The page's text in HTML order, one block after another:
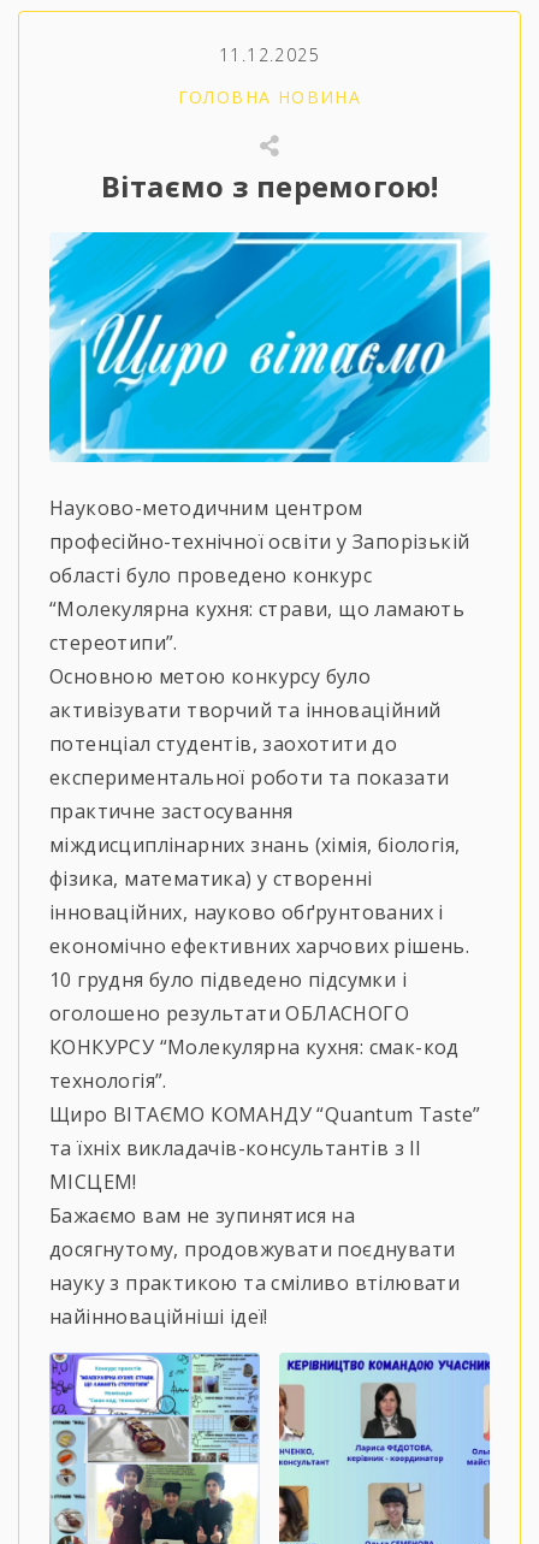
11.12.2025
ГОЛОВНА НОВИНА
Вітаємо з перемогою!
Науково-методичним центром
професійно-технічної освіти у Запорізькій
області було проведено конкурс
“Молекулярна кухня: страви, що ламають
стереотипи”.
Основною метою конкурсу було
активізувати творчий та інноваційний
потенціал студентів, заохотити до
експериментальної роботи та показати
практичне застосування
міждисциплінарних знань (хімія, біологія,
фізика, математика) у створенні
інноваційних, науково обґрунтованих і
економічно ефективних харчових рішень.
10 грудня було підведено підсумки і
оголошено результати ОБЛАСНОГО
КОНКУРСУ “Молекулярна кухня: смак-код
технологія”.
Щиро ВІТАЄМО КОМАНДУ “Quantum Taste”
та їхніх викладачів-консультантів з ll
МІСЦЕМ!
Бажаємо вам не зупинятися на
досягнутому, продовжувати поєднувати
науку з практикою та сміливо втілювати
найінноваційніші ідеї!